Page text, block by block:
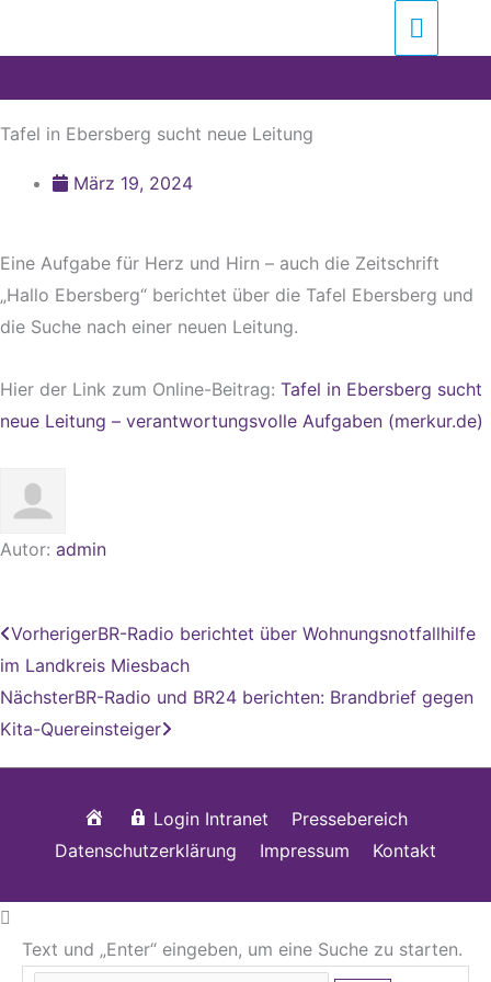
Tafel in Ebersberg sucht neue Leitung
März 19, 2024
Eine Aufgabe für Herz und Hirn – auch die Zeitschrift
„Hallo Ebersberg“ berichtet über die Tafel Ebersberg und
die Suche nach einer neuen Leitung.
Hier der Link zum Online-Beitrag: Tafel in Ebersberg sucht
neue Leitung – verantwortungsvolle Aufgaben (merkur.de)
Autor: admin
Zurück
VorherigerBR-Radio berichtet über Wohnungsnotfallhilfe
im Landkreis Miesbach
NächsterBR-Radio und BR24 berichten: Brandbrief gegen
Kita-Quereinsteiger
Nächster
StartseiteLogin Intranet
Pressebereich
Datenschutzerklärung
Impressum Kontakt
Text und „Enter“ eingeben, um eine Suche zu starten.